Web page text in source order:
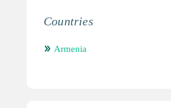
Countries
Armenia